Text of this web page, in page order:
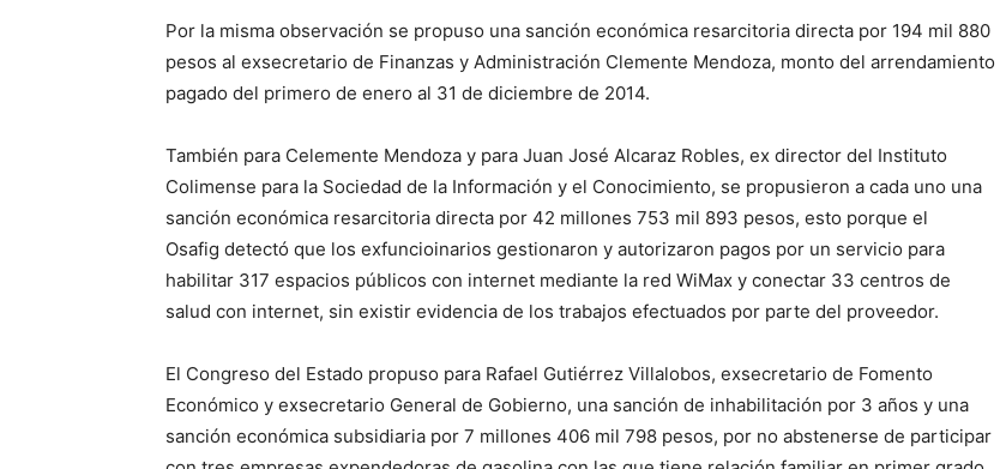
Por la misma observación se propuso una sanción económica resarcitoria directa por 194 mil 880
pesos al exsecretario de Finanzas y Administración Clemente Mendoza, monto del arrendamiento
pagado del primero de enero al 31 de diciembre de 2014.
También para Celemente Mendoza y para Juan José Alcaraz Robles, ex director del Instituto
Colimense para la Sociedad de la Información y el Conocimiento, se propusieron a cada uno una
sanción económica resarcitoria directa por 42 millones 753 mil 893 pesos, esto porque el
Osafig detectó que los exfuncioinarios gestionaron y autorizaron pagos por un servicio para
habilitar 317 espacios públicos con internet mediante la red WiMax y conectar 33 centros de
salud con internet, sin existir evidencia de los trabajos efectuados por parte del proveedor.
El Congreso del Estado propuso para Rafael Gutiérrez Villalobos, exsecretario de Fomento
Económico y exsecretario General de Gobierno, una sanción de inhabilitación por 3 años y una
sanción económica subsidiaria por 7 millones 406 mil 798 pesos, por no abstenerse de participar